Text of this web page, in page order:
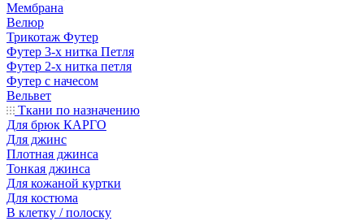
Мембрана
Велюр
Трикотаж Футер
Футер 3-х нитка Петля
Футер 2-х нитка петля
Футер с начесом
Вельвет
Ткани по назначению
Для брюк КАРГО
Для джинс
Плотная джинса
Тонкая джинса
Для кожаной куртки
Для костюма
В клетку / полоску